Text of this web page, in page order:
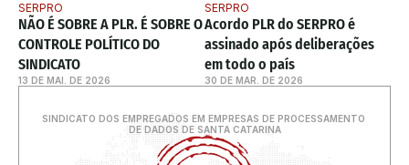
SERPRO
NÃO É SOBRE A PLR. É SOBRE O
CONTROLE POLÍTICO DO
SINDICATO
13 DE MAI. DE 2026
SERPRO
Acordo PLR do SERPRO é
assinado após deliberações
em todo o país
30 DE MAR. DE 2026
SINDICATO DOS EMPREGADOS EM EMPRESAS DE PROCESSAMENTO
DE DADOS DE SANTA CATARINA